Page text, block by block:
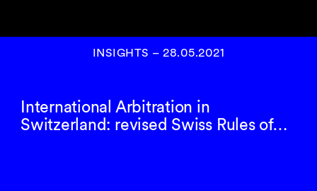
INSIGHTS – 28.05.2021
International Arbitration in
Switzerland: revised Swiss Rules of…